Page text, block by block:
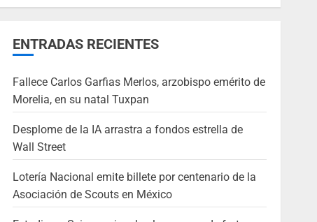
ENTRADAS RECIENTES
Fallece Carlos Garfias Merlos, arzobispo emérito de
Morelia, en su natal Tuxpan
Desplome de la IA arrastra a fondos estrella de
Wall Street
Lotería Nacional emite billete por centenario de la
Asociación de Scouts en México